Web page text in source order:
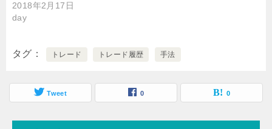
2018年2月17日
day
タグ トレード トレード履歴 手法
Tweet 0 0